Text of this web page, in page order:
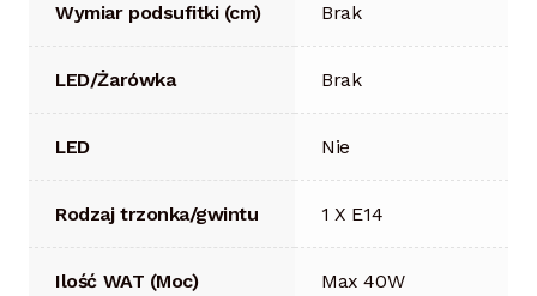
Wymiar podsufitki (cm) Brak
LED/Żarówka Brak
LED Nie
Rodzaj trzonka/gwintu 1 X E14
Ilość WAT (Moc) Max 40W